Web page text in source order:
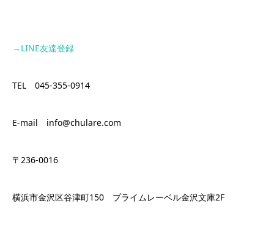
→LINE友達登録
TEL 045-355-0914
E-mail info@chulare.com
〒236-0016
横浜市金沢区谷津町150 プライムレーベル金沢文庫2F